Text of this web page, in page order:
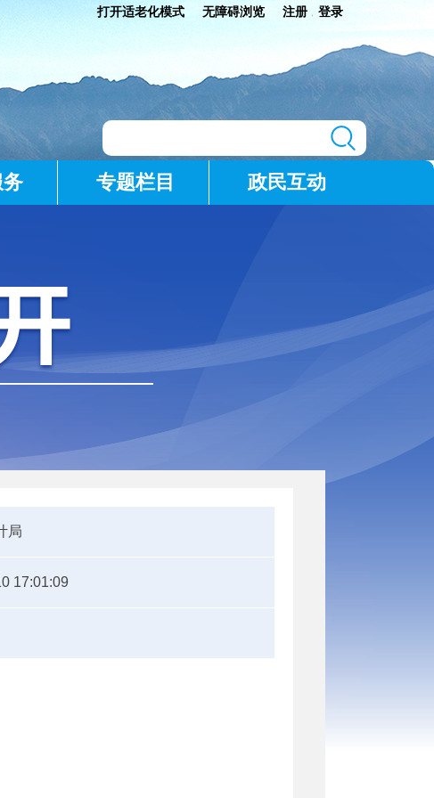
打开适老化模式 无障碍浏览 注册 登录
专题栏目 政民互动
局
17:01:09